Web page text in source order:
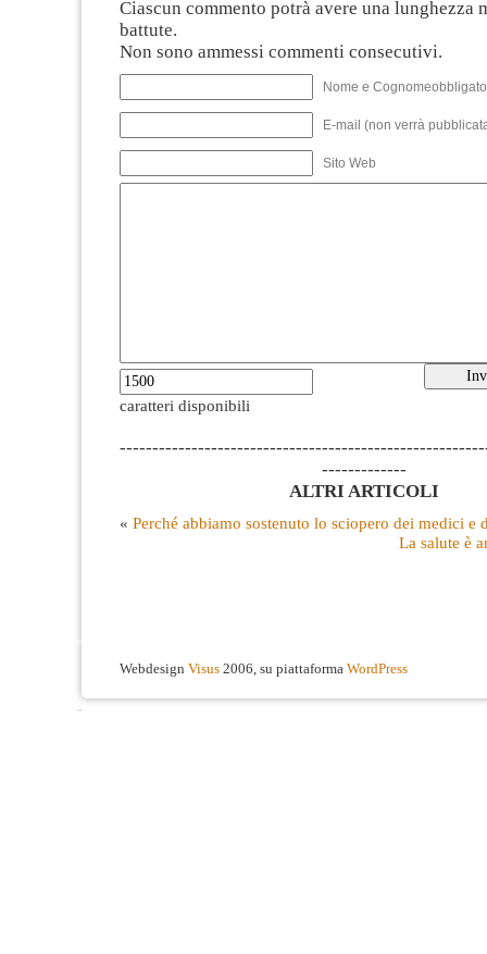
Ciascun commento potrà avere una lunghezza
battute.
Non sono ammessi commenti consecutivi.
Nome e
E-mail (non verrà
Sito Web
caratteri disponibili
-------------
ALTRI ARTICOLI
« Perché abbiamo sostenuto lo sciopero dei medici e
La salute è
Webdesign Visus 2006, su piattaforma WordPress